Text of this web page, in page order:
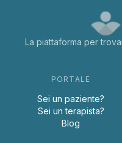
La piattaforma per
PORTALE
Sei un paziente?
Sei un terapista?
Blog